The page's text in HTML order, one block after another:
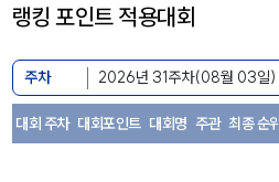
랭킹 포인트 적용대회
주차
대회 주차 대회포인트 대회명 주관 최종 순위